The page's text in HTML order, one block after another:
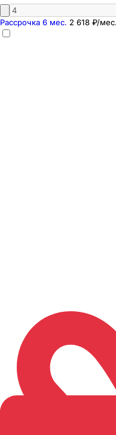
Рассрочка 6 мес. 2 618 ₽/